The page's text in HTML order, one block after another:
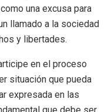
una excusa para
llamado a la sociedad
y libertades.
en el proceso
situación que pueda
expresada en las